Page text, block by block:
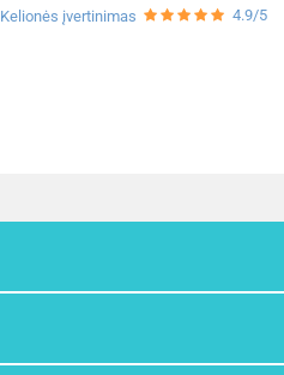
Kelionės įvertinimas 4.9/5